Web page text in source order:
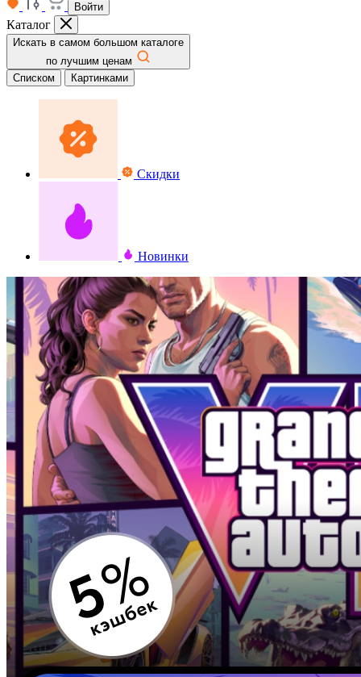
Войти
Каталог
Искать в самом большом каталоге
по лучшим ценам
Списком
Картинками
Скидки
Новинки